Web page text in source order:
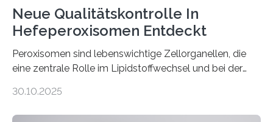
Neue Qualitätskontrolle In
Hefeperoxisomen Entdeckt
Peroxisomen sind lebenswichtige Zellorganellen, die
eine zentrale Rolle im Lipidstoffwechsel und bei der
erfüllen können, müssen zahlreiche Enzyme präzise in
30.10.2025